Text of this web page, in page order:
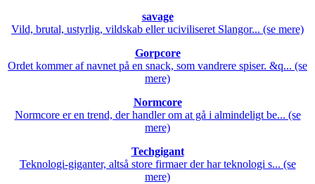
savage
Vild, brutal, ustyrlig, vildskab eller uciviliseret Slangor... (se mere)
Gorpcore
Ordet kommer af navnet på en snack, som vandrere spiser. &q... (se
mere)
Normcore
Normcore er en trend, der handler om at gå i almindeligt be... (se
mere)
Techgigant
Teknologi-giganter, altså store firmaer der har teknologi s... (se
mere)